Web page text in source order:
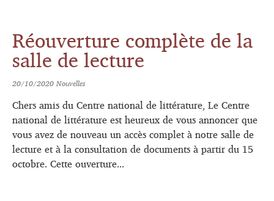
Réouverture complète de la
salle de lecture
20/10/2020Nouvelles
Chers amis du Centre national de littérature, Le Centre
national de littérature est heureux de vous annoncer que
vous avez de nouveau un accès complet à notre salle de
lecture et à la consultation de documents à partir du 15
octobre. Cette ouverture...